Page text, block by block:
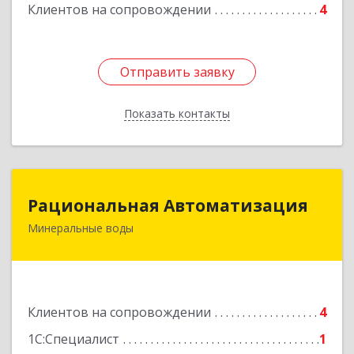
Клиентов на сопровождении 4
Отправить заявку
Показать контакты
Отправить заявку
Назад
Рациональная Автоматизация
Минеральные воды
Клиентов на сопровождении
4
1С:Специалист
1
357209, Ставропольский край, м.о.
Подробнее